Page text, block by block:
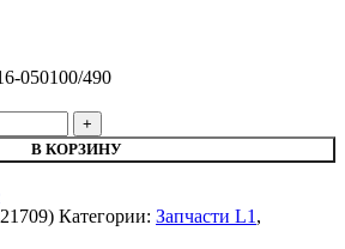
050100/490
В КОРЗИНУ
Категории: Запчасти L1 ,